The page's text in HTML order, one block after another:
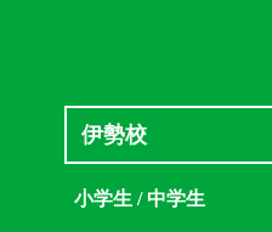
伊勢校
小学生 / 中学生